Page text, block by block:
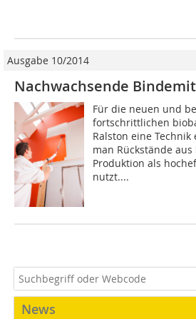
Ausgabe 10/2014
Nachwachsende
Für die neuen und
fortschrittlichen
Ralston eine
man Rückstände
Produktion als
nutzt....
News